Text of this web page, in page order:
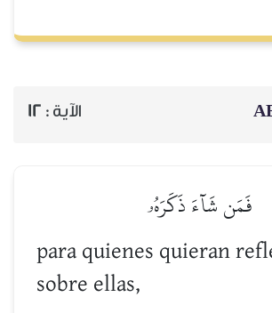
الآية : 12
فَمَن شَآءَ ذَكَرَهُۥ
para quienes quieran
sobre ellas,